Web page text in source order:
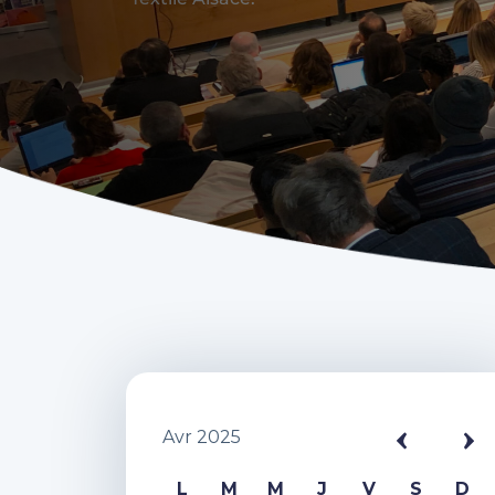
Avr 2025
L M M J V S D